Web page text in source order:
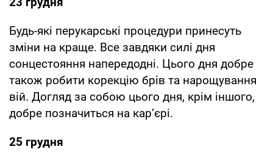
Будь-які перукарські процедури принесуть
зміни на краще. Все завдяки силі дня
сонцестояння напередодні. Цього дня добре
також робити корекцію брів та нарощування
вій. Догляд за собою цього дня, крім іншого,
добре позначиться на кар’єрі.
25 грудня